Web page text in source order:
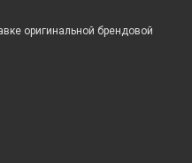
оригинальной брендовой